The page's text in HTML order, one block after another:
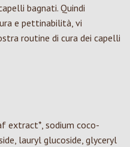
bagnati. Quindi
e pettinabilità, vi
routine di cura dei capelli
extract*, sodium coco-
lauryl glucoside, glyceryl